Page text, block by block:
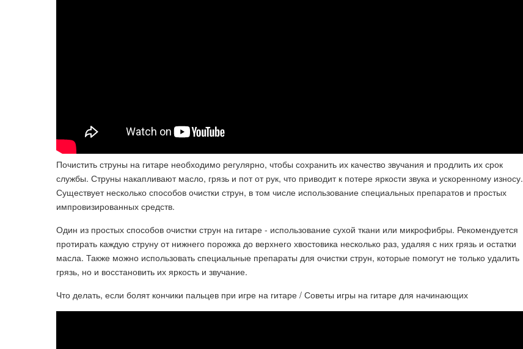
Почистить струны на гитаре необходимо регулярно, чтобы сохранить их качество звучания и продлить их срок
службы. Струны накапливают масло, грязь и пот от рук, что приводит к потере яркости звука и ускоренному износу.
Существует несколько способов очистки струн, в том числе использование специальных препаратов и простых
импровизированных средств.
Один из простых способов очистки струн на гитаре - использование сухой ткани или микрофибры. Рекомендуется
протирать каждую струну от нижнего порожка до верхнего хвостовика несколько раз, удаляя с них грязь и остатки
масла. Также можно использовать специальные препараты для очистки струн, которые помогут не только удалить
грязь, но и восстановить их яркость и звучание.
Что делать, если болят кончики пальцев при игре на гитаре / Советы игры на гитаре для начинающих